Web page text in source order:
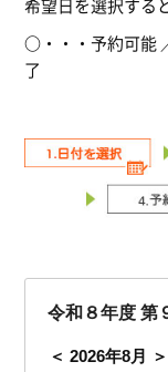
希望日を選択する
○ ・・・予約可能
了
令和８年度 第
2026年8月